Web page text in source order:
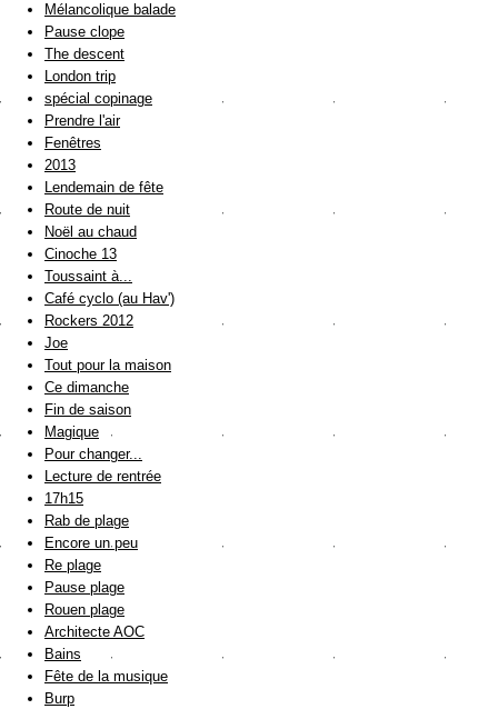
Mélancolique balade
Pause clope
The descent
London trip
spécial copinage
Prendre l'air
Fenêtres
2013
Lendemain de fête
Route de nuit
Noël au chaud
Cinoche 13
Toussaint à...
Café cyclo (au Hav')
Rockers 2012
Joe
Tout pour la maison
Ce dimanche
Fin de saison
Magique
Pour changer...
Lecture de rentrée
17h15
Rab de plage
Encore un peu
Re plage
Pause plage
Rouen plage
Architecte AOC
Bains
Fête de la musique
Burp